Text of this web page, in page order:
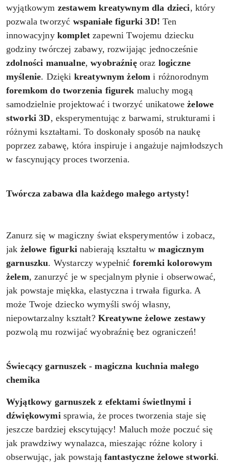
wyjątkowym zestawem kreatywnym dla dzieci, który
pozwala tworzyć wspaniałe figurki 3D! Ten
innowacyjny komplet zapewni Twojemu dziecku
godziny twórczej zabawy, rozwijając jednocześnie
zdolności manualne,wyobraźnięoraz logiczne
myślenie. Dzięki kreatywnym żelom i różnorodnym
foremkom do tworzenia figurek maluchy mogą
samodzielnie projektować i tworzyć unikatoweżelowe
stworki 3D, eksperymentując z barwami, strukturami i
różnymi kształtami. To doskonały sposób na naukę
poprzez zabawę, która inspiruje i angażuje najmłodszych
w fascynujący proces tworzenia.
Twórcza zabawa dla każdego małego artysty!
Zanurz się w magiczny świat eksperymentów i zobacz,
jak żelowe figurkinabierają kształtu wmagicznym
garnuszku. Wystarczy wypełnić foremki kolorowym
żelem, zanurzyć je w specjalnym płynie i obserwować,
jak powstaje miękka, elastyczna i trwała figurka. A
może Twoje dziecko wymyśli swój własny,
niepowtarzalny kształt? Kreatywne żelowe zestawy
pozwolą mu rozwijać wyobraźnię bez ograniczeń!
Świecący garnuszek - magiczna kuchnia małego
chemika
Wyjątkowy garnuszek z efektami świetlnymi i
dźwiękowymisprawia, że proces tworzenia staje się
jeszcze bardziej ekscytujący! Maluch może poczuć się
jak prawdziwy wynalazca, mieszając różne kolory i
obserwując, jak powstająfantastyczne żelowe stworki.